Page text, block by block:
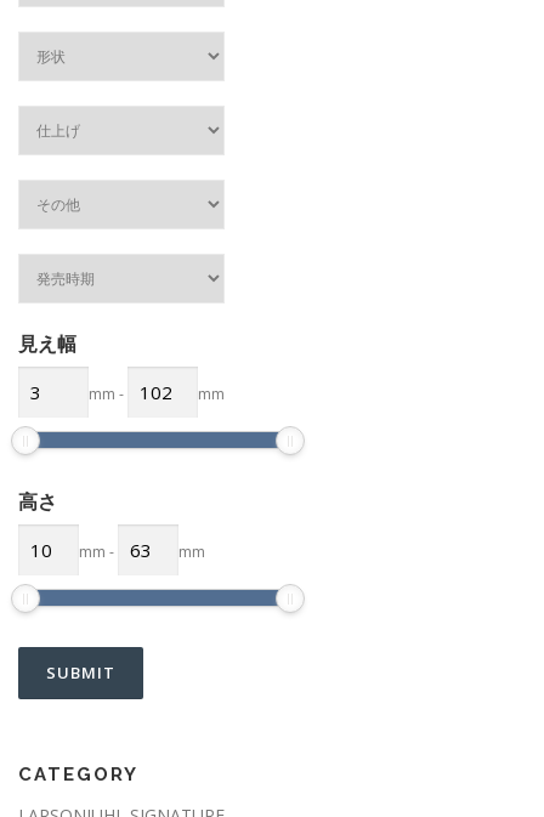
見え幅
mm - mm
高さ
mm - mm
CATEGORY